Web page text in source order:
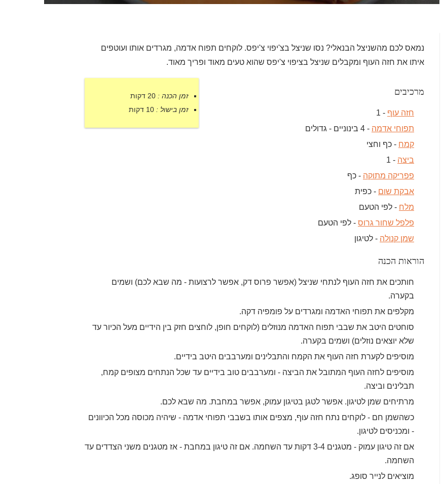
נמאס לכם מהשניצל הבנאלי? נסו שניצל בצ'יפוי צ'יפס. לוקחים תפוח אדמה, מגרדים אותו ועוטפים
איתו את חזה העוף ומקבלים שניצל בציפוי צ'יפס שהוא טעים מאוד ופריך מאוד.
זמן הכנה : 20 דקות
זמן בישול : 10 דקות
מרכיבים
חזה עוף - 1
תפוחי אדמה - 4 בינוניים - גדולים
קמח - כף וחצי
ביצה - 1
פפריקה מתוקה - כף
אבקת שום - כפית
מלח - לפי הטעם
פלפל שחור גרוס - לפי הטעם
שמן קנולה - לטיגון
הוראות הכנה
חותכים את חזה העוף לנתחי שניצל (אפשר פרוס דק, אפשר לרצועות - מה שבא לכם) ושמים
בקערה.
מקלפים את תפוחי האדמה ומגרדים על פומפיה דקה.
סוחטים היטב את שבבי תפוח האדמה מנוזלים (לוקחים חופן, לוחצים חזק בין הידיים מעל הכיור עד
שלא יוצאים נוזלים) ושמים בקערה.
מוסיפים לקערת חזה העוף את הקמח והתבלינים ומערבבים היטב בידיים.
מוסיפים לחזה העוף המתובל את הביצה - ומערבבים טוב בידיים עד שכל הנתחים מצופים קמח,
תבלינים וביצה.
מרתיחים שמן לטיגון. אפשר לטגן בטיגון עמוק, אפשר במחבת. מה שבא לכם.
כשהשמן חם - לוקחים נתח חזה עוף, מצפים אותו בשבבי תפוחי אדמה - שיהיה מכוסה מכל הכיוונים
- ומכניסים לטיגון.
אם זה טיגון עמוק - מטגנים 3-4 דקות עד השחמה. אם זה טיגון במחבת - אז מטגנים משני הצדדים עד
השחמה.
מוציאים לנייר סופג.